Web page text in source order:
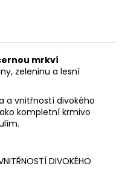
mrkví
zeleninu a lesní
a vnitřností divokého
kompletní krmivo
DIVOKÉHO